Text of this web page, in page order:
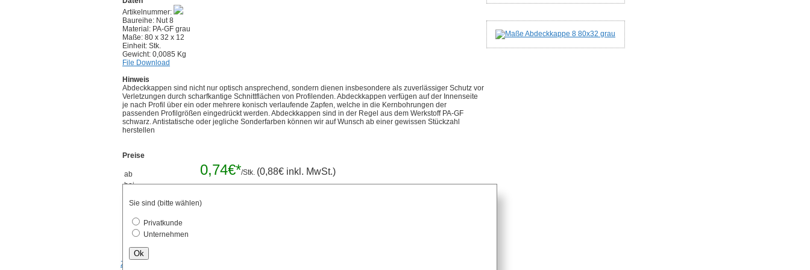
Artikelnummer:
Baureihe: Nut 8
Material: PA-GF grau
Maße: 80 x 32 x 12
Einheit: Stk.
Gewicht: 0,0085 Kg
File Download
Hinweis
Abdeckkappen sind nicht nur optisch ansprechend, sondern dienen insbesondere als zuverlässiger Schutz vor
Verletzungen durch scharfkantige Schnittflächen von Profilenden. Abdeckkappen verfügen auf der Innenseite
je nach Profil über ein oder mehrere konisch verlaufende Zapfen, welche in die Kernbohrungen der
passenden Profilgrößen eingedrückt werden. Abdeckkappen sind in der Regel aus dem Werkstoff PA-GF
schwarz. Antistatische oder jegliche Sonderfarben können wir auf Wunsch ab einer gewissen Stückzahl
herstellen
Preise
Sie sind (bitte wählen)
Privatkunde
Unternehmen
Ok
ab 0,74€*/Stk. (0,88€ inkl. MwSt.)
bei
Stk.
Zurück